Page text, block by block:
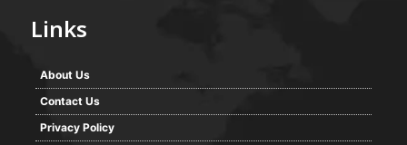
Links
About Us
Contact Us
Privacy Policy